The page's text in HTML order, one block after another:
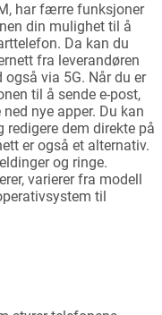
har færre funksjoner
din mulighet til å
Da kan du
fra leverandøren
via 5G. Når du er
til å sende e-post,
nye apper. Du kan
dem direkte på
er også et alternativ.
og ringe.
varierer fra modell
til